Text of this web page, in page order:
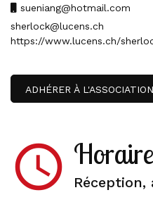
sueniang@hotmail.com
sherlock@lucens.ch
https://www.lucens.ch/
ADHÉRER À L'ASSOCIATION
access_time Réception,